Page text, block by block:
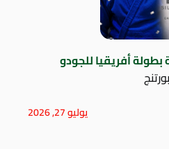
أفريقيا للجودو
يوليو 27, 2026